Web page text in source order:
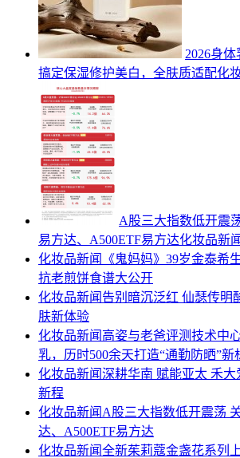
2026身
搞定保湿修护美白，全肤质适配化
A股三大指数低开震
易方达、A500ETF易方达化妆品新闻
化妆品新闻
《鬼妈妈》39岁金泰希
抗老煎饼食谱大公开
化妆品新闻 告别暗沉泛红 仙瑟传明
肤新体验
化妆品新闻 高姿与老爸评测技术中
乳，历时500余天打造“通勤防晒”新
化妆品新闻深耕华南 赋能亚太 禾
新程
化妆品新闻 A股三大指数低开震荡
达、A500ETF易方达
化妆品新闻全新茱莉蔻金盏花系列